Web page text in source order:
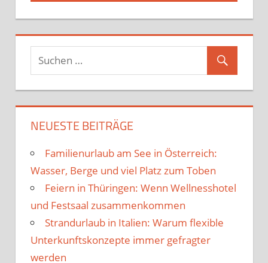
NEUESTE BEITRÄGE
Familienurlaub am See in Österreich:
Wasser, Berge und viel Platz zum Toben
Feiern in Thüringen: Wenn Wellnesshotel
und Festsaal zusammenkommen
Strandurlaub in Italien: Warum flexible
Unterkunftskonzepte immer gefragter
werden